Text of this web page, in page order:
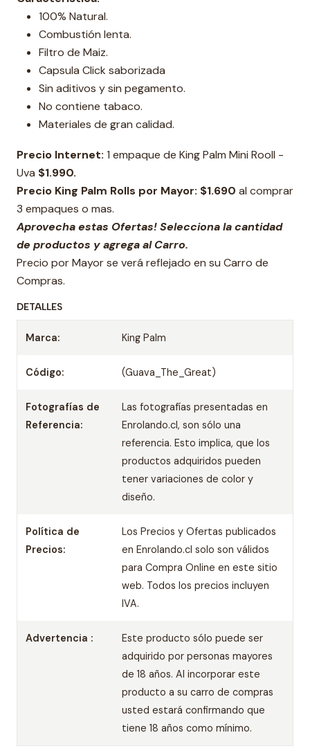
100% Natural.
Combustión lenta.
Filtro de Maiz.
Capsula Click saborizada
Sin aditivos y sin pegamento.
No contiene tabaco.
Materiales de gran calidad.
Precio Internet: 1 empaque de King Palm Mini Rooll -
Uva $1.990.
Precio King Palm Rolls por Mayor: $1.690 al comprar
3 empaques o mas.
Aprovecha estas Ofertas! Selecciona la cantidad
de productos y agrega al Carro.
Precio por Mayor se verá reflejado en su Carro de
Compras.
DETALLES
Marca: King Palm
Código: (Guava_The_Great)
Fotografías de
Referencia:
Las fotografías presentadas en
Enrolando.cl, son sólo una
referencia. Esto implica, que los
productos adquiridos pueden
tener variaciones de color y
diseño.
Política de
Precios:
Los Precios y Ofertas publicados
en Enrolando.cl solo son válidos
para Compra Online en este sitio
web. Todos los precios incluyen
IVA.
Advertencia :
Este producto sólo puede ser
adquirido por personas mayores
de 18 años. Al incorporar este
producto a su carro de compras
usted estará confirmando que
tiene 18 años como mínimo.